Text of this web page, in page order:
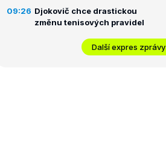
09:26 Djokovič chce drastickou
změnu tenisových pravidel
Další expres zprávy